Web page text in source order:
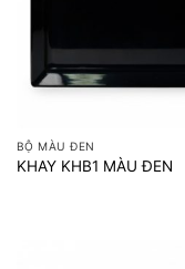
BỘ MÀU ĐEN
KHAY KHB1 MÀU ĐEN